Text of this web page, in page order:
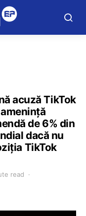
acuză TikTok
de 6% din
dacă nu
TikTok
read